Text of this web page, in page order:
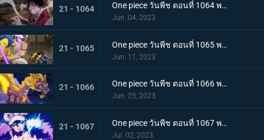
21 - 1064 One piece วันพีช ตอนที่ 1064 พากย์ไทย มังกรเมาแปดทิศ มังกรไร้ระเบียบที่เข้าประชิดลูฟี่
Jun. 04, 2023
21 - 1065 One piece วันพีช ตอนที่ 1065 พากย์ไทย พันธมิตรล่มสลาย ความมุ่งมั่นของยุคสมัยใหม่จงลุกโชน
Jun. 11, 2023
21 - 1066 One piece วันพีช ตอนที่ 1066 พากย์ไทย ตัวเอกมาแล้ว สุดยอดท่าจากคลื่นและแม่เหล็ก
Jun. 25, 2023
21 - 1067 One piece วันพีช ตอนที่ 1067 พากย์ไทย สู่ยุคสมัยใหม่ บทสรุปความมุ่งมั่นของพวกเด็กเหลือขอ
Jul. 02, 2023